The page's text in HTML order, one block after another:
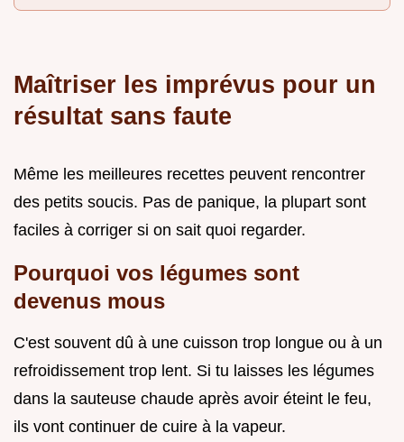
Maîtriser les imprévus pour un
résultat sans faute
Même les meilleures recettes peuvent rencontrer
des petits soucis. Pas de panique, la plupart sont
faciles à corriger si on sait quoi regarder.
Pourquoi vos légumes sont
devenus mous
C'est souvent dû à une cuisson trop longue ou à un
refroidissement trop lent. Si tu laisses les légumes
dans la sauteuse chaude après avoir éteint le feu,
ils vont continuer de cuire à la vapeur.